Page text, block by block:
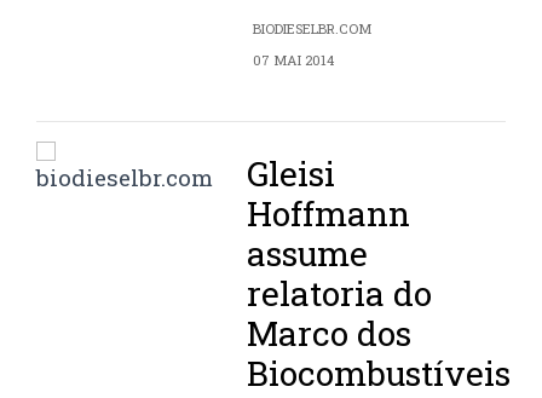
BIODIESELBR.COM
07 MAI 2014
Gleisi
Hoffmann
assume
relatoria do
Marco dos
Biocombustíveis